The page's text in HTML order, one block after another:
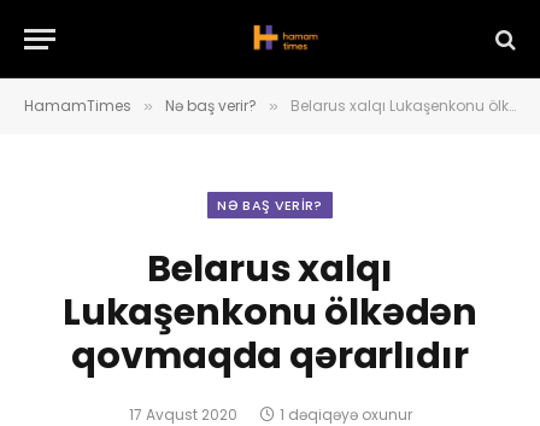
HamamTimes » Nə baş verir? » Belarus xalqı Lukaşenkonu ölkədən qovmaqda qərarlıdır
NƏ BAŞ VERIR?
Belarus xalqı
Lukaşenkonu ölkədən
qovmaqda qərarlıdır
17 Avqust 2020 1 dəqiqəyə oxunur